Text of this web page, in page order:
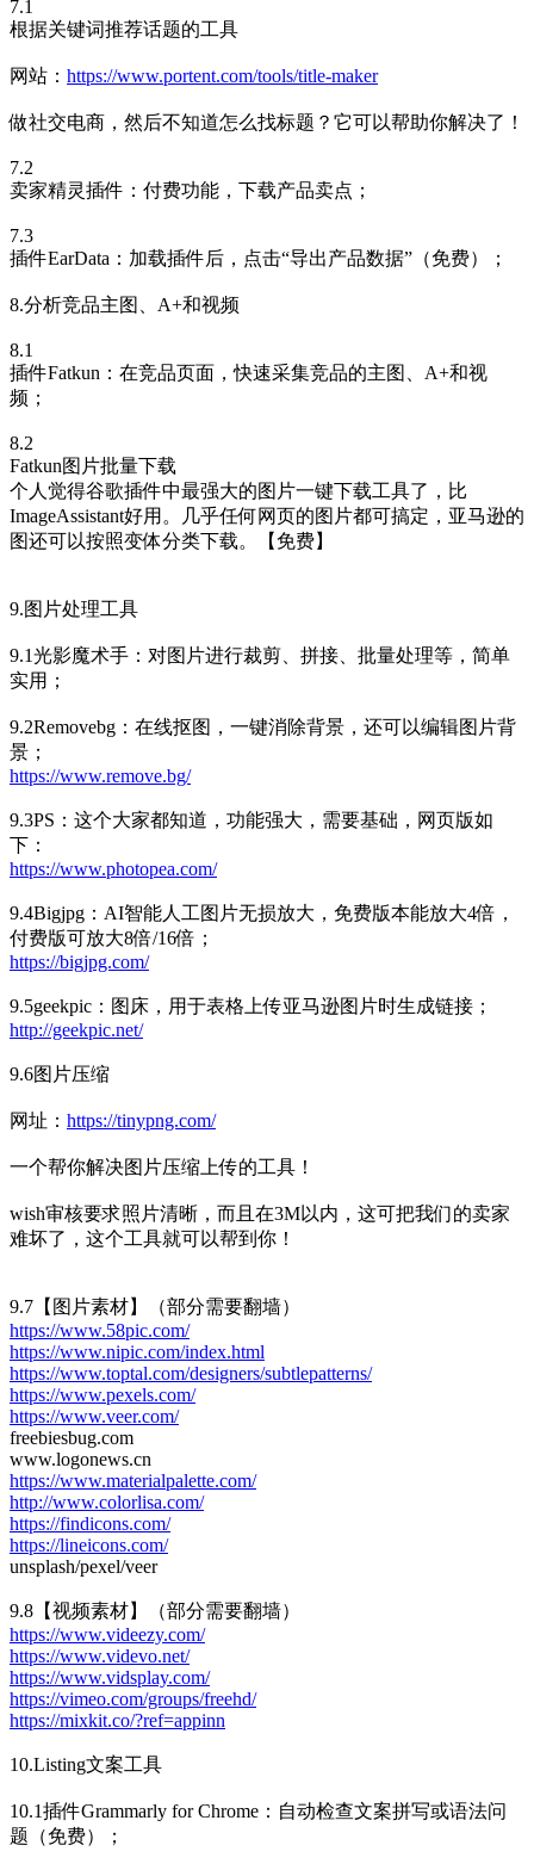
7.1
根据关键词推荐话题的工具
网站： https://www.portent.com/tools/title-maker
做社交电商，然后不知道怎么找标题？它可以帮助你解决了！
7.2
卖家精灵插件：付费功能，下载产品卖点；
7.3
插件EarData：加载插件后，点击“导出产品数据”（免费）；
8.分析竞品主图、A+和视频
8.1
插件Fatkun：在竞品页面，快速采集竞品的主图、A+和视
频；
8.2
Fatkun图片批量下载
个人觉得谷歌插件中最强大的图片一键下载工具了，比
ImageAssistant好用。几乎任何网页的图片都可搞定，亚马逊的
图还可以按照变体分类下载。【免费】
9.图片处理工具
9.1光影魔术手：对图片进行裁剪、拼接、批量处理等，简单
实用；
9.2Removebg：在线抠图，一键消除背景，还可以编辑图片背
景；
https://www.remove.bg/
9.3PS：这个大家都知道，功能强大，需要基础，网页版如
下：
https://www.photopea.com/
9.4Bigjpg：AI智能人工图片无损放大，免费版本能放大4倍，
付费版可放大8倍/16倍；
https://bigjpg.com/
9.5geekpic：图床，用于表格上传亚马逊图片时生成链接；
http://geekpic.net/
9.6图片压缩
网址： https://tinypng.com/
一个帮你解决图片压缩上传的工具！
wish审核要求照片清晰，而且在3M以内，这可把我们的卖家
难坏了，这个工具就可以帮到你！
9.7【图片素材】（部分需要翻墙）
https://www.58pic.com/
https://www.nipic.com/index.html
https://www.toptal.com/designers/subtlepatterns/
https://www.pexels.com/
https://www.veer.com/
freebiesbug.com
www.logonews.cn
https://www.materialpalette.com/
http://www.colorlisa.com/
https://findicons.com/
https://lineicons.com/
unsplash/pexel/veer
9.8【视频素材】（部分需要翻墙）
https://www.videezy.com/
https://www.videvo.net/
https://www.vidsplay.com/
https://vimeo.com/groups/freehd/
https://mixkit.co/?ref=appinn
10.Listing文案工具
10.1插件Grammarly for Chrome：自动检查文案拼写或语法问
题（免费）；